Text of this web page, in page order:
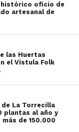
histórico oficio de
artesanal de
las Huertas
el Vístula Folk
La Torrecilla
plantas al año y
de 150.000